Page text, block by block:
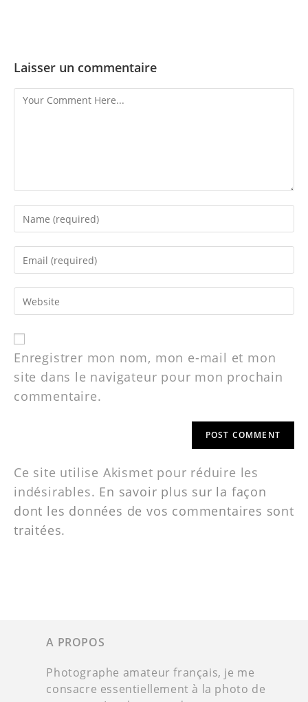
Laisser un commentaire
Enregistrer mon nom, mon e-mail et mon
site dans le navigateur pour mon prochain
commentaire.
Ce site utilise Akismet pour réduire les
indésirables. En savoir plus sur la façon
dont les données de vos commentaires sont
traitées.
A PROPOS
Photographe amateur français, je me
consacre essentiellement à la photo de